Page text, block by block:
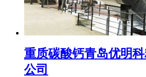
重质碳酸钙青岛优明
公司